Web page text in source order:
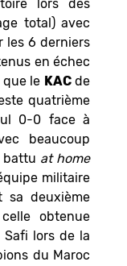
lors des
total) avec
les 6 derniers
en échec
que le KACde
quatrième
0-0 face à
beaucoup
battu at home
militaire
sa deuxième
obtenue
lors de la
du Maroc